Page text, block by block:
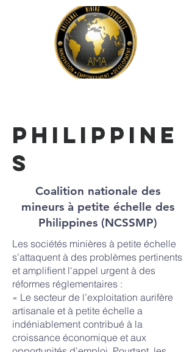
Philippine
s
Coalition nationale des
mineurs à petite échelle des
Philippines (NCSSMP)
Les sociétés minières à petite échelle
s'attaquent à des problèmes pertinents
et amplifient l'appel urgent à des
réformes réglementaires :
« Le secteur de l’exploitation aurifère
artisanale et à petite échelle a
indéniablement contribué à la
croissance économique et aux